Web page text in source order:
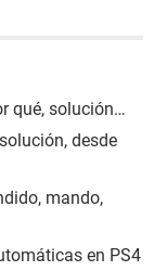
qué, solución…
desde
mando,
en PS4